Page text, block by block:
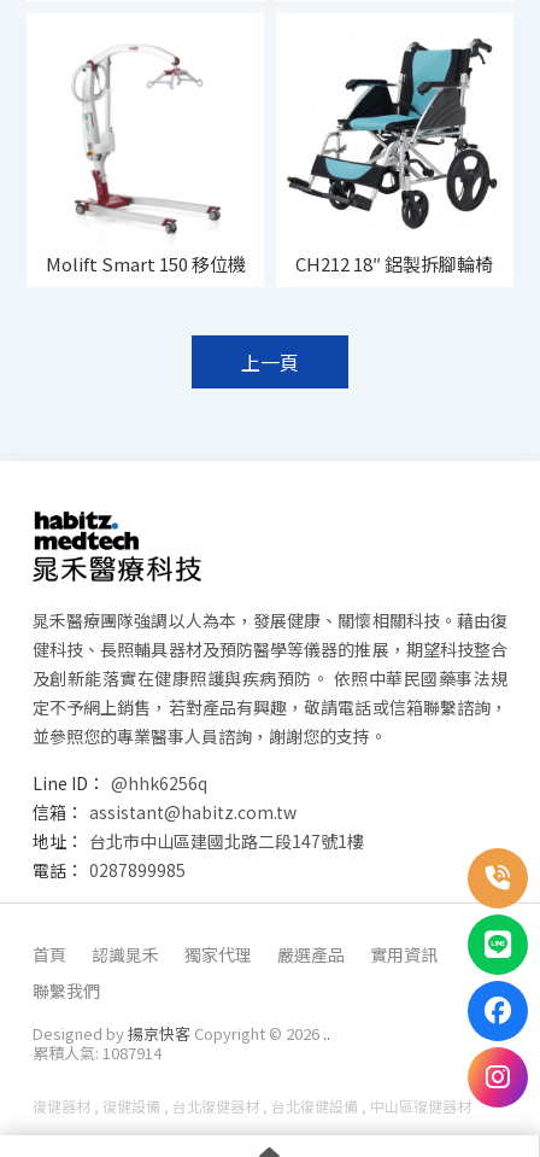
Molift Smart 150 移位機 CH212 18″ 鋁製拆腳輪椅
上一頁
@hhk6256q
0287899985
assistant@habitz.com.tw
台北市中山區建國北路二段147號1樓
晁禾醫療團隊強調以人為本，發展健康、關懷相關科技。藉由復
健科技、長照輔具器材及預防醫學等儀器的推展，期望科技整合
及創新能落實在健康照護與疾病預防。 依照中華民國藥事法規
定不予網上銷售，若對產品有興趣，敬請電話或信箱聯繫諮詢，
並參照您的專業醫事人員諮詢，謝謝您的支持。
首頁 認識晁禾 獨家代理 嚴選產品
實用資訊
聯繫我們
復健器材 復健設備 台北復健器材 台北復健設備 中山區復健器材
Designed by揚京快客Copyright © 2026 ..
累積人氣: 1087914